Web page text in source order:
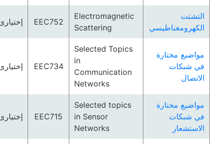
التشتت
الكهرومغناطيسي
Electromagnetic
Scattering
EEC752 إختيارى
مواضيع مختارة
في شبكات
الاتصال
Selected Topics
Communication
Networks
EEC734 إختيارى
مواضيع مختارة
في شبكات
الاستشعار
Selected topics
in Sensor
Networks
EEC715 إختيارى